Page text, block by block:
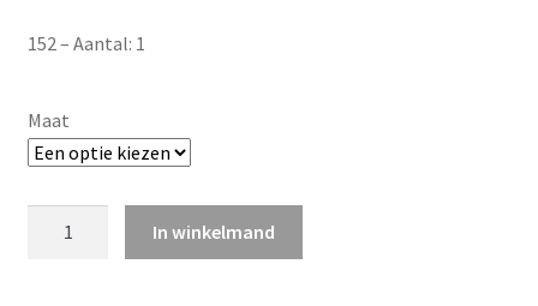
152 – Aantal: 1
Maat
In winkelmand